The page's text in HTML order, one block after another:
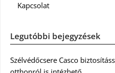
Kapcsolat
Legutóbbi bejegyzések
Szélvédőcsere Casco